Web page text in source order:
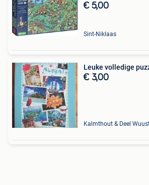
€ 5,00
Sint-Niklaas
Leuke volledige
€ 3,00
Kalmthout & Deel